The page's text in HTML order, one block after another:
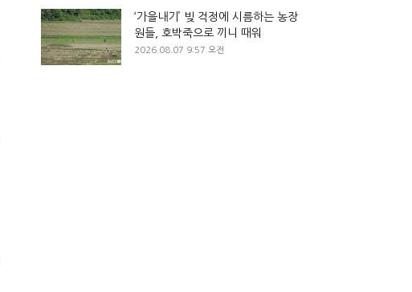
‘가을내기’ 빚 걱정에 시름하는 농장
원들, 호박죽으로 끼니 때워
2026.08.07 9:57 오전